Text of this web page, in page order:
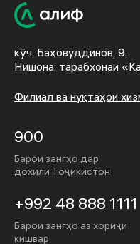
кӯч. Баҳовуддинов, 9.
Нишона: тарабхонаи
Филиал ва нуқтаҳои
900
Барои зангҳо дар
дохили Тоҷикистон
+992 48 888 1111
Барои зангҳо аз хориҷи
кишвар